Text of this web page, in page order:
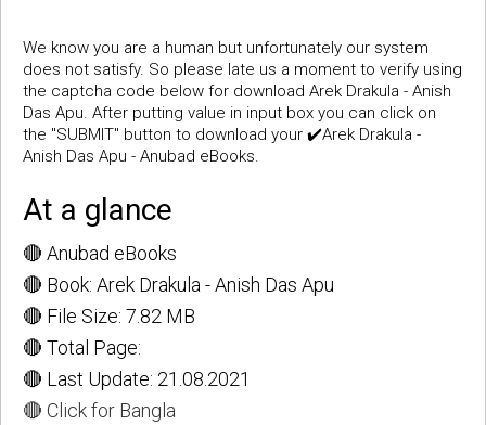
We know you are a human but unfortunately our system
does not satisfy. So please late us a moment to verify using
the captcha code below for download Arek Drakula - Anish
Das Apu. After putting value in input box you can click on
the "SUBMIT" button to download your ✔️Arek Drakula -
Anish Das Apu - Anubad eBooks.
At a glance
🔴 Anubad eBooks
🔴 Book: Arek Drakula - Anish Das Apu
🔴 File Size: 7.82 MB
🔴 Total Page:
🔴 Last Update: 21.08.2021
🔴 Click for Bangla